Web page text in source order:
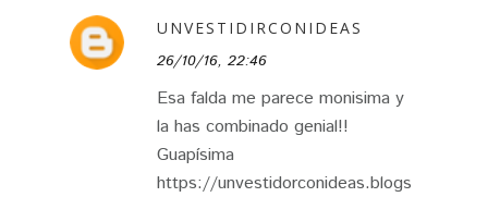
UNVESTIDIRCONIDEAS
26/10/16, 22:46
Esa falda me parece monisima y
la has combinado genial!!
Guapísima
https://unvestidorconideas.blogs